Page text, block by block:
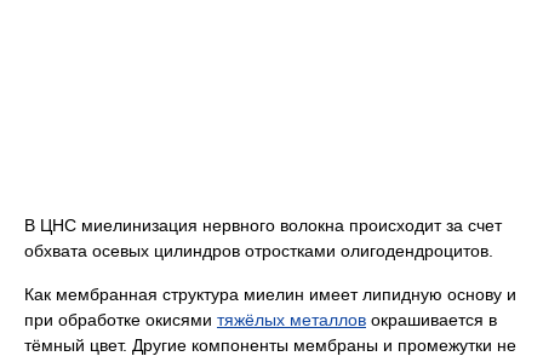
В ЦНС миелинизация нервного волокна происходит за счет
обхвата осевых цилиндров отростками олигодендроцитов.
Как мембранная структура миелин имеет липидную основу и
при обработке окисями тяжёлых металлов окрашивается в
тёмный цвет. Другие компоненты мембраны и промежутки не